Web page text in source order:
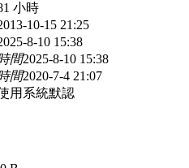
小時
10-15 21:25
8-10 15:38
間2025-8-10 15:38
間2020-7-4 21:07
用系統默認